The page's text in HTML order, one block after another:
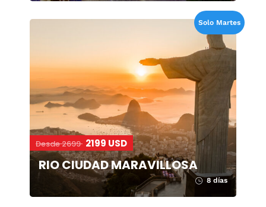
Solo Martes
Desde 2699 2199 USD
RIO CIUDAD MARAVILLOSA
8 días